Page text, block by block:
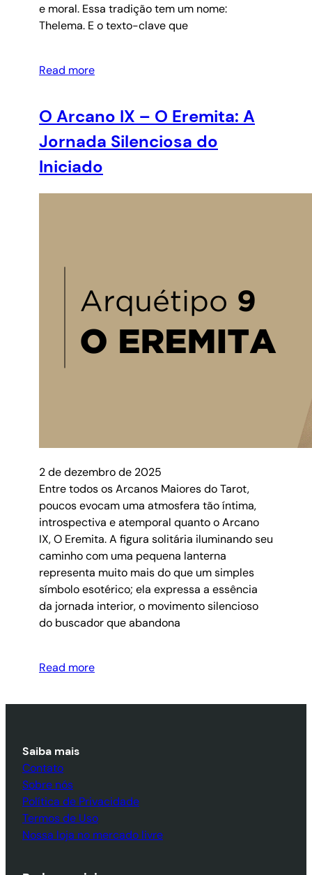
e moral. Essa tradição tem um nome:
Thelema. E o texto-clave que
Read more
O Arcano IX – O Eremita: A
Jornada Silenciosa do
Iniciado
2 de dezembro de 2025
Entre todos os Arcanos Maiores do Tarot,
poucos evocam uma atmosfera tão íntima,
introspectiva e atemporal quanto o Arcano
IX, O Eremita. A figura solitária iluminando seu
caminho com uma pequena lanterna
representa muito mais do que um simples
símbolo esotérico; ela expressa a essência
da jornada interior, o movimento silencioso
do buscador que abandona
Read more
Saiba mais
Contato
Sobre nós
Política de Privacidade
Termos de Uso
Nossa loja no mercado livre